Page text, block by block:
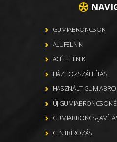
GUMIABRONCSOK
ALUFELNIK
ACÉLFELNIK
HÁZHOZSZÁLLÍTÁS
HASZNÁLT
ÚJ GUMIABRONCSOK
GUMIABRONCS-
CENTRÍROZÁS